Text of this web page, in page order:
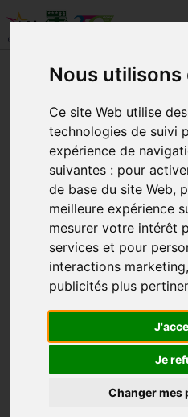
Nous utilisons
Ce site Web utilise
technologies de suivi
expérience de
suivantes : pour
de base du site Web,
meilleure expérience
mesurer votre intérêt
services et pour
interactions marketing,
publicités plus
Je
Changer mes
CYCLES
QUI SOMMES-NOUS ?
CONTACT
Copyright © 2025
droits